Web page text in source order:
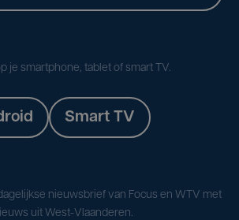
je smartphone, tablet of smart TV.
Smart TV
nieuwsbrief van Focus en WTV met
uit West-Vlaanderen.